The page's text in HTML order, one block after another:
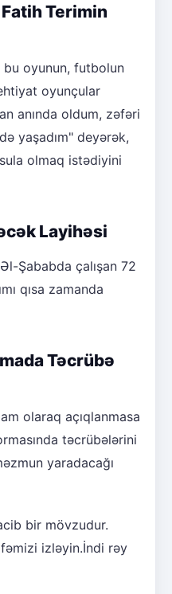
Terimin
oyunun, futbolun
oyunçular
anında oldum, zəfəri
yaşadım" deyərək,
olmaq istədiyini
Layihəsi
Şababda çalışan 72
qısa zamanda
Təcrübə
olaraq açıqlanmasa
təcrübələrini
yaradacağı
bir mövzudur.
izləyin.İndi rəy